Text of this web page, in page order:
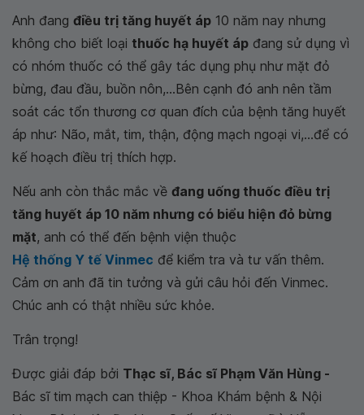
Anh đang điều trị tăng huyết áp 10 năm nay nhưng
không cho biết loại thuốc hạ huyết áp đang sử dụng vì
có nhóm thuốc có thể gây tác dụng phụ như mặt đỏ
bừng, đau đầu, buồn nôn,...Bên cạnh đó anh nên tầm
soát các tổn thương cơ quan đích của bệnh tăng huyết
áp như: Não, mắt, tim, thận, động mạch ngoại vi,...để có
kế hoạch điều trị thích hợp.
Nếu anh còn thắc mắc về đang uống thuốc điều trị
tăng huyết áp 10 năm nhưng có biểu hiện đỏ bừng
mặt, anh có thể đến bệnh viện thuộc
Hệ thống Y tế Vinmec để kiểm tra và tư vấn thêm.
Cảm ơn anh đã tin tưởng và gửi câu hỏi đến Vinmec.
Chúc anh có thật nhiều sức khỏe.
Trân trọng!
Được giải đáp bởi Thạc sĩ, Bác sĩ Phạm Văn Hùng -
Bác sĩ tim mạch can thiệp - Khoa Khám bệnh & Nội